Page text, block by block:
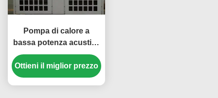
Pompa di calore a
bassa potenza acustica
da 36 kW con
compressore a rotolo
per applicazioni
Ottieni il miglior prezzo